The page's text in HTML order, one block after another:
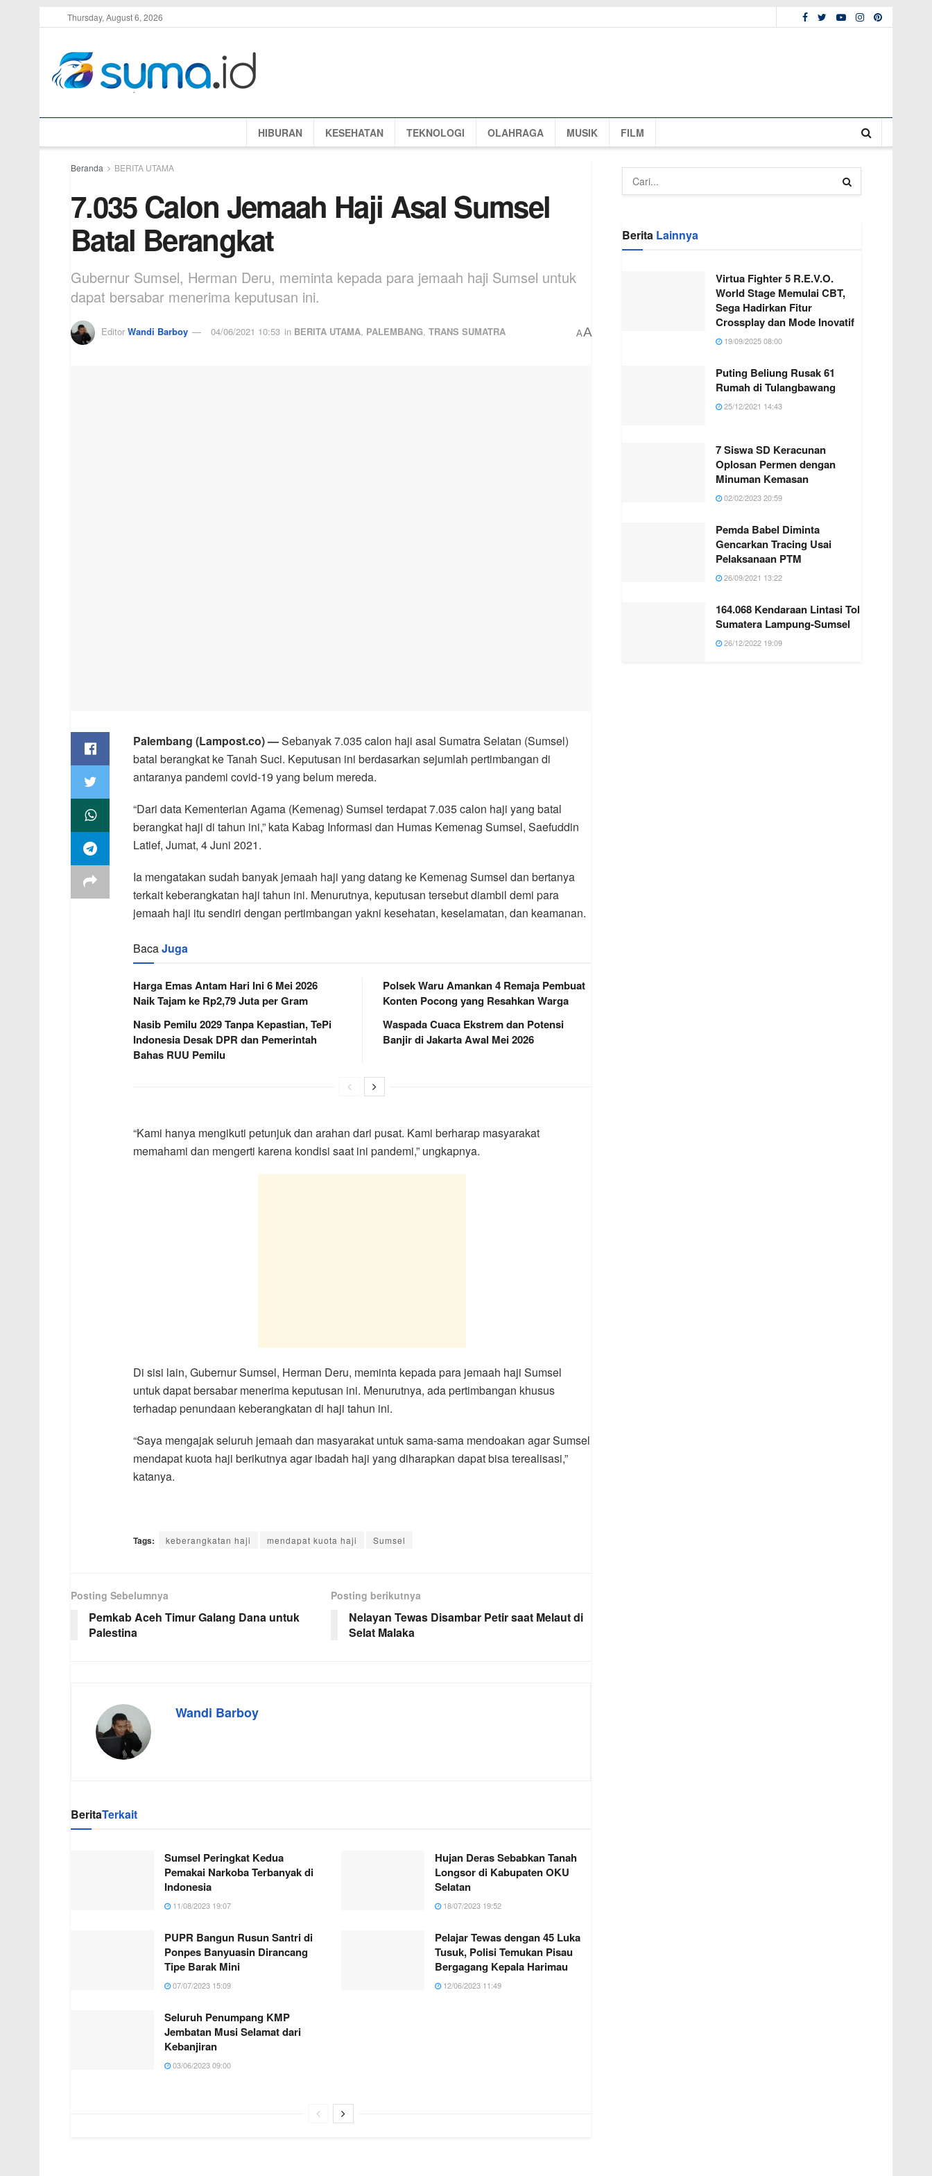
Thursday, August 6, 2026
HIBURAN KESEHATAN TEKNOLOGI OLAHRAGA MUSIK FILM
Beranda BERITA UTAMA
7.035 Calon Jemaah Haji Asal Sumsel
Batal Berangkat
Gubernur Sumsel, Herman Deru, meminta kepada para jemaah haji Sumsel untuk
dapat bersabar menerima keputusan ini.
Editor Wandi Barboy 04/06/2021 10:53 in BERITA UTAMA, PALEMBANG, TRANS SUMATRA AA
Palembang (Lampost.co) —Sebanyak 7.035 calon haji asal Sumatra Selatan (Sumsel)
batal berangkat ke Tanah Suci. Keputusan ini berdasarkan sejumlah pertimbangan di
antaranya pandemi covid-19 yang belum mereda.
“Dari data Kementerian Agama (Kemenag) Sumsel terdapat 7.035 calon haji yang batal
berangkat haji di tahun ini,” kata Kabag Informasi dan Humas Kemenag Sumsel, Saefuddin
Latief, Jumat, 4 Juni 2021.
Ia mengatakan sudah banyak jemaah haji yang datang ke Kemenag Sumsel dan bertanya
terkait keberangkatan haji tahun ini. Menurutnya, keputusan tersebut diambil demi para
jemaah haji itu sendiri dengan pertimbangan yakni kesehatan, keselamatan, dan keamanan.
BacaJuga
Harga Emas Antam Hari Ini 6 Mei 2026
Naik Tajam ke Rp2,79 Juta per Gram
Nasib Pemilu 2029 Tanpa Kepastian, TePi
Indonesia Desak DPR dan Pemerintah
Bahas RUU Pemilu
Polsek Waru Amankan 4 Remaja Pembuat
Konten Pocong yang Resahkan Warga
Waspada Cuaca Ekstrem dan Potensi
Banjir di Jakarta Awal Mei 2026
“Kami hanya mengikuti petunjuk dan arahan dari pusat. Kami berharap masyarakat
memahami dan mengerti karena kondisi saat ini pandemi,” ungkapnya.
Di sisi lain, Gubernur Sumsel, Herman Deru, meminta kepada para jemaah haji Sumsel
untuk dapat bersabar menerima keputusan ini. Menurutnya, ada pertimbangan khusus
terhadap penundaan keberangkatan di haji tahun ini.
“Saya mengajak seluruh jemaah dan masyarakat untuk sama-sama mendoakan agar Sumsel
mendapat kuota haji berikutnya agar ibadah haji yang diharapkan dapat bisa terealisasi,”
katanya.
Tags: keberangkatan haji mendapat kuota haji Sumsel
Posting Sebelumnya
Pemkab Aceh Timur Galang Dana untuk
Palestina
Posting berikutnya
Nelayan Tewas Disambar Petir saat Melaut di
Selat Malaka
Wandi Barboy
BeritaTerkait
Sumsel Peringkat Kedua
Pemakai Narkoba Terbanyak di
Indonesia
11/08/2023 19:07
Hujan Deras Sebabkan Tanah
Longsor di Kabupaten OKU
Selatan
18/07/2023 19:52
PUPR Bangun Rusun Santri di
Ponpes Banyuasin Dirancang
Tipe Barak Mini
07/07/2023 15:09
Pelajar Tewas dengan 45 Luka
Tusuk, Polisi Temukan Pisau
Bergagang Kepala Harimau
12/06/2023 11:49
Seluruh Penumpang KMP
Jembatan Musi Selamat dari
Kebanjiran
03/06/2023 09:00
Berita Lainnya
Virtua Fighter 5 R.E.V.O.
World Stage Memulai CBT,
Sega Hadirkan Fitur
Crossplay dan Mode Inovatif
19/09/2025 08:00
Puting Beliung Rusak 61
Rumah di Tulangbawang
25/12/2021 14:43
7 Siswa SD Keracunan
Oplosan Permen dengan
Minuman Kemasan
02/02/2023 20:59
Pemda Babel Diminta
Gencarkan Tracing Usai
Pelaksanaan PTM
26/09/2021 13:22
164.068 Kendaraan Lintasi Tol
Sumatera Lampung-Sumsel
26/12/2022 19:09